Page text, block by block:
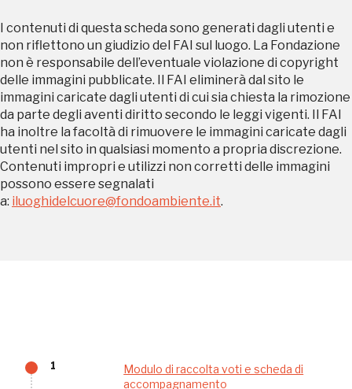
I contenuti di questa scheda sono generati dagli utenti e
non riflettono un giudizio del FAI sul luogo. La Fondazione
non è responsabile dell’eventuale violazione di copyright
delle immagini pubblicate. Il FAI eliminerà dal sito le
immagini caricate dagli utenti di cui sia chiesta la rimozione
da parte degli aventi diritto secondo le leggi vigenti. Il FAI
ha inoltre la facoltà di rimuovere le immagini caricate dagli
utenti nel sito in qualsiasi momento a propria discrezione.
Contenuti impropri e utilizzi non corretti delle immagini
possono essere segnalati
a: iluoghidelcuore@fondoambiente.it.
1
Modulo di raccolta voti e scheda di
accompagnamento
Ingresso gratuito
nei Beni FAI tutto l'anno
Gratis
Napoli
Palazzo Strozzi
Firenze
Gallerie
Milano
sarebbe possibile